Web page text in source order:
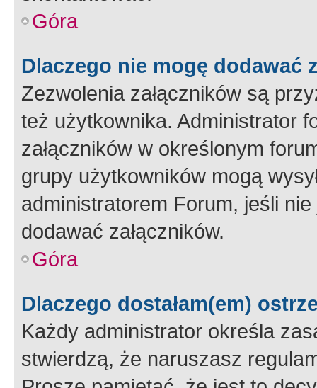
Góra
Dlaczego nie mogę dodawać
Zezwolenia załączników są
też użytkownika. Administrator
załączników w określonym
grupy użytkowników mogą
administratorem Forum, jeśli
dodawać załączników.
Góra
Dlaczego dostałam(em)
Każdy administrator określa
stwierdzą, że naruszasz